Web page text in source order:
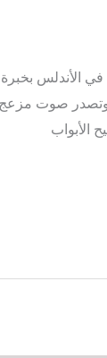
بخبرة 20 سنة
صوت
الأبواب